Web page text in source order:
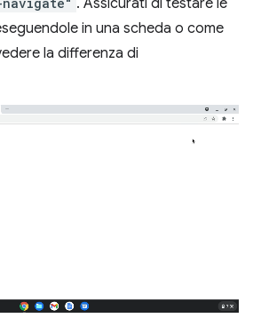
. Assicurati di testare le
in una scheda o come
la differenza di